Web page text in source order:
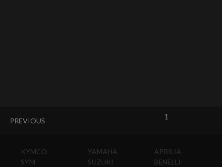
PREVIOUS 1
KYMCO
SYM
YAMAHA
SUZUKI
APRILIA
BENELLI